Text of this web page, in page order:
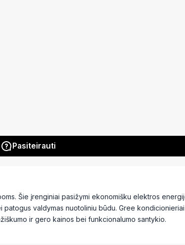
Pasiteirauti
Šie įrenginiai pasižymi ekonomišku elektros
valdymas nuotoliniu būdu. Gree
ir gero kainos bei funkcionalumo santykio.